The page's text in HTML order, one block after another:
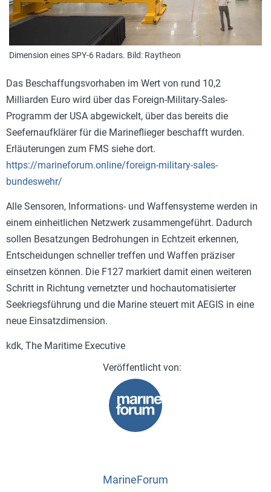
Dimension eines SPY-6 Radars. Bild: Raytheon
Das Beschaffungsvorhaben im Wert von rund 10,2
Milliarden Euro wird über das Foreign-Military-Sales-
Programm der USA abgewickelt, über das bereits die
Seefernaufklärer für die Marineflieger beschafft wurden.
Erläuterungen zum FMS siehe dort.
https://marineforum.online/foreign-military-sales-
bundeswehr/
Alle Sensoren, Informations- und Waffensysteme werden in
einem einheitlichen Netzwerk zusammengeführt. Dadurch
sollen Besatzungen Bedrohungen in Echtzeit erkennen,
Entscheidungen schneller treffen und Waffen präziser
einsetzen können. Die F127 markiert damit einen weiteren
Schritt in Richtung vernetzter und hochautomatisierter
Seekriegsführung und die Marine steuert mit AEGIS in eine
neue Einsatzdimension.
kdk, The Maritime Executive
MarineForum